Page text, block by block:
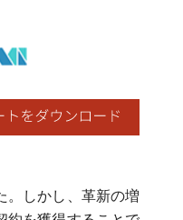
。しかし、革新の増